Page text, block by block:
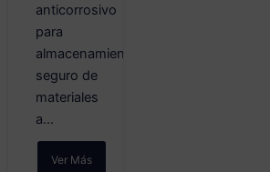
anticorrosivo
para
almacenamiento
seguro de
materiales
a...
Ver Más